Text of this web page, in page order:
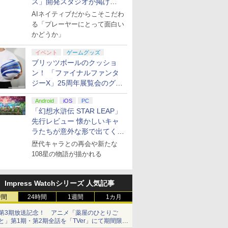
る“AI活用の信念”とは？【講
演レポート】
AIネイティブだからこそこだわ
る「プレーヤーにとって面白い
かどうか」
イベント ゲームグッズ
ブリッツボールのクッショ
ン！ 「ファイナルファンタ
ジーX」25周年展覧会のグッ
ズ情報が公開
Android iOS PC
「幻想水滸伝 STAR LEAP」
先行レビュー 懐かしいキャ
ラたちが意外な形で出てくる
シリーズ完全新作！
歴代キャラとの再会や新たな
108星の物語が描かれる
Impress Watchシリーズ 人気記事
24時間 1週間 1カ月
3期放送記念！ アニメ「薬屋のひとりご
」第1期・第2期全話を「TVer」にて期間限定